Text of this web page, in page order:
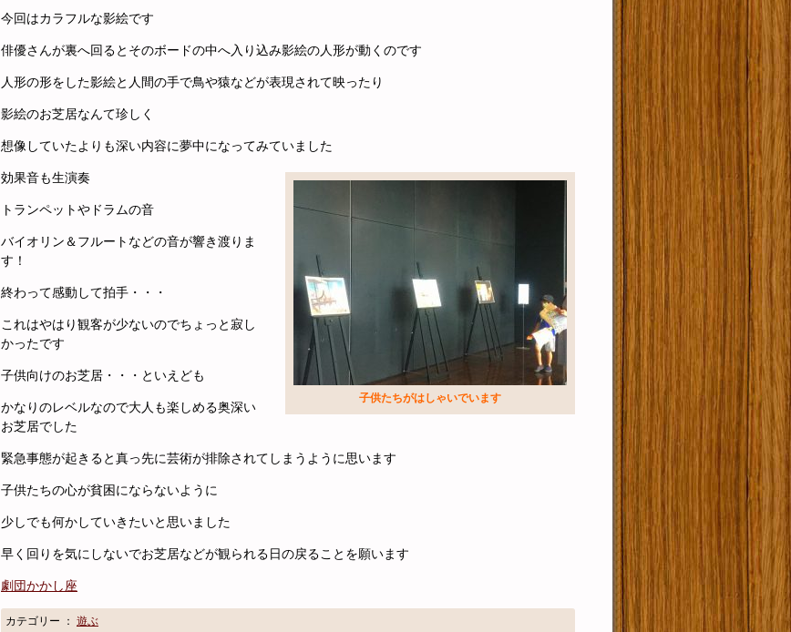
今回はカラフルな影絵です
俳優さんが裏へ回るとそのボードの中へ入り込み影絵の人形が動くのです
人形の形をした影絵と人間の手で鳥や猿などが表現されて映ったり
影絵のお芝居なんて珍しく
想像していたよりも深い内容に夢中になってみていました
子供たちがはしゃいでいます
効果音も生演奏
トランペットやドラムの音
バイオリン＆フルートなどの音が響き渡りま
す！
終わって感動して拍手・・・
これはやはり観客が少ないのでちょっと寂し
かったです
子供向けのお芝居・・・といえども
かなりのレベルなので大人も楽しめる奥深い
お芝居でした
緊急事態が起きると真っ先に芸術が排除されてしまうように思います
子供たちの心が貧困にならないように
少しでも何かしていきたいと思いました
早く回りを気にしないでお芝居などが観られる日の戻ることを願います
劇団かかし座
カテゴリー ： 遊ぶ